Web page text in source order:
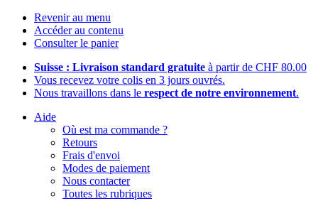
Revenir au menu
Accéder au contenu
Consulter le panier
Suisse : Livraison standard gratuite à partir de CHF 80.00
Vous recevez votre colis en 3 jours ouvrés.
Nous travaillons dans le respect de notre environnement.
Aide
Où est ma commande ?
Retours
Frais d'envoi
Modes de paiement
Nous contacter
Toutes les rubriques